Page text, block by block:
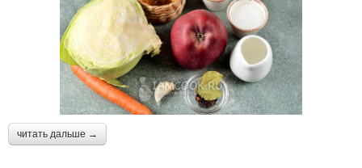
читать дальше →